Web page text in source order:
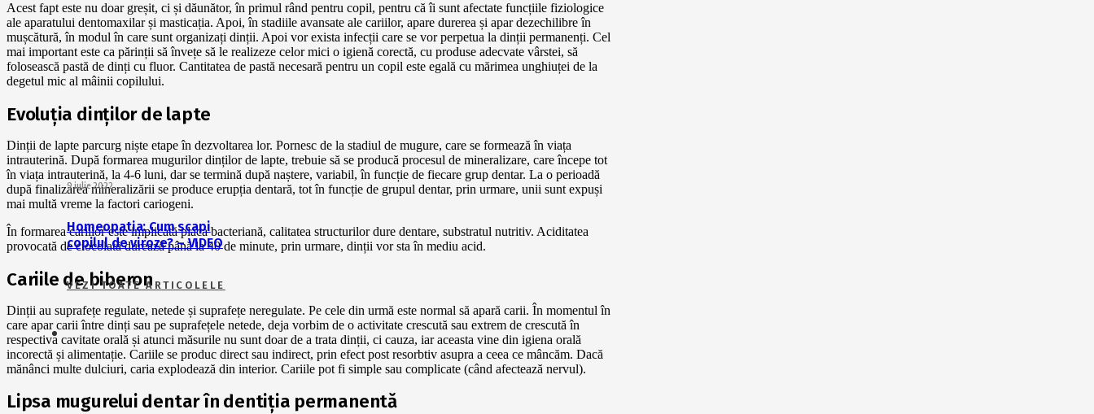
9 iulie 2022
Homeopatia: Cum scapi
copilul de viroze? – VIDEO
VEZI TOATE ARTICOLELE
Acest fapt este nu doar greșit, ci și dăunător, în primul rând pentru copil, pentru că îi sunt afectate funcțiile fiziologice
ale aparatului dentomaxilar și masticația. Apoi, în stadiile avansate ale cariilor, apare durerea și apar dezechilibre în
mușcătură, în modul în care sunt organizați dinții. Apoi vor exista infecții care se vor perpetua la dinții permanenți. Cel
mai important este ca părinții să învețe să le realizeze celor mici o igienă corectă, cu produse adecvate vârstei, să
folosească pastă de dinți cu fluor. Cantitatea de pastă necesară pentru un copil este egală cu mărimea unghiuței de la
degetul mic al mâinii copilului.
Evoluția dinților de lapte
Dinții de lapte parcurg niște etape în dezvoltarea lor. Pornesc de la stadiul de mugure, care se formează în viața
intrauterină. După formarea mugurilor dinților de lapte, trebuie să se producă procesul de mineralizare, care începe tot
în viața intrauterină, la 4-6 luni, dar se termină după naștere, variabil, în funcție de fiecare grup dentar. La o perioadă
după finalizarea mineralizării se produce erupția dentară, tot în funcție de grupul dentar, prin urmare, unii sunt expuși
mai multă vreme la factori cariogeni.
În formarea cariilor este implicată placa bacteriană, calitatea structurilor dure dentare, substratul nutritiv. Aciditatea
provocată de ciocolată durează până la 40 de minute, prin urmare, dinții vor sta în mediu acid.
Cariile de biberon
Dinții au suprafețe regulate, netede și suprafețe neregulate. Pe cele din urmă este normal să apară carii. În momentul în
care apar carii între dinți sau pe suprafețele netede, deja vorbim de o activitate crescută sau extrem de crescută în
respectiva cavitate orală și atunci măsurile nu sunt doar de a trata dinții, ci cauza, iar aceasta vine din igiena orală
incorectă și alimentație. Cariile se produc direct sau indirect, prin efect post resorbtiv asupra a ceea ce mâncăm. Dacă
mănânci multe dulciuri, caria explodează din interior. Cariile pot fi simple sau complicate (când afectează nervul).
Lipsa mugurelui dentar în dentiția permanentă